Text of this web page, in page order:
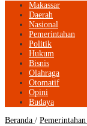
Makassar
Daerah
Nasional
Pemerintahan
Politik
Hukum
Bisnis
Olahraga
Otomatif
Opini
Budaya
Beranda / Pemerintahan